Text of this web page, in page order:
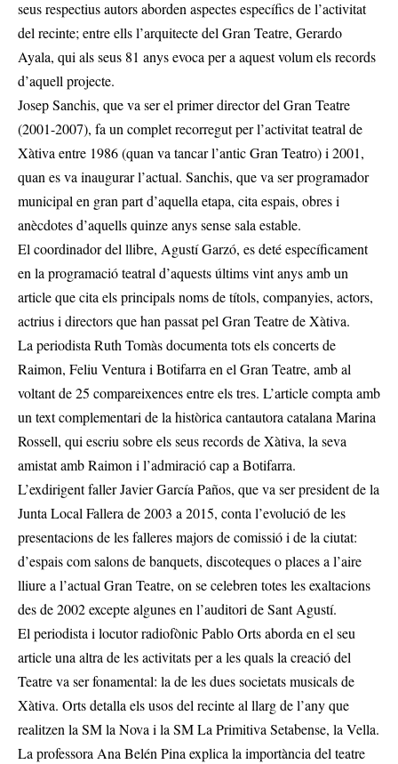
seus respectius autors aborden aspectes específics de l’activitat
del recinte; entre ells l’arquitecte del Gran Teatre, Gerardo
Ayala, qui als seus 81 anys evoca per a aquest volum els records
d’aquell projecte.
Josep Sanchis, que va ser el primer director del Gran Teatre
(2001-2007), fa un complet recorregut per l’activitat teatral de
Xàtiva entre 1986 (quan va tancar l’antic Gran Teatro) i 2001,
quan es va inaugurar l’actual. Sanchis, que va ser programador
municipal en gran part d’aquella etapa, cita espais, obres i
anècdotes d’aquells quinze anys sense sala estable.
El coordinador del llibre, Agustí Garzó, es deté específicament
en la programació teatral d’aquests últims vint anys amb un
article que cita els principals noms de títols, companyies, actors,
actrius i directors que han passat pel Gran Teatre de Xàtiva.
La periodista Ruth Tomàs documenta tots els concerts de
Raimon, Feliu Ventura i Botifarra en el Gran Teatre, amb al
voltant de 25 compareixences entre els tres. L’article compta amb
un text complementari de la històrica cantautora catalana Marina
Rossell, qui escriu sobre els seus records de Xàtiva, la seva
amistat amb Raimon i l’admiració cap a Botifarra.
L’exdirigent faller Javier García Paños, que va ser president de la
Junta Local Fallera de 2003 a 2015, conta l’evolució de les
presentacions de les falleres majors de comissió i de la ciutat:
d’espais com salons de banquets, discoteques o places a l’aire
lliure a l’actual Gran Teatre, on se celebren totes les exaltacions
des de 2002 excepte algunes en l’auditori de Sant Agustí.
El periodista i locutor radiofònic Pablo Orts aborda en el seu
article una altra de les activitats per a les quals la creació del
Teatre va ser fonamental: la de les dues societats musicals de
Xàtiva. Orts detalla els usos del recinte al llarg de l’any que
realitzen la SM la Nova i la SM La Primitiva Setabense, la Vella.
La professora Ana Belén Pina explica la importància del teatre